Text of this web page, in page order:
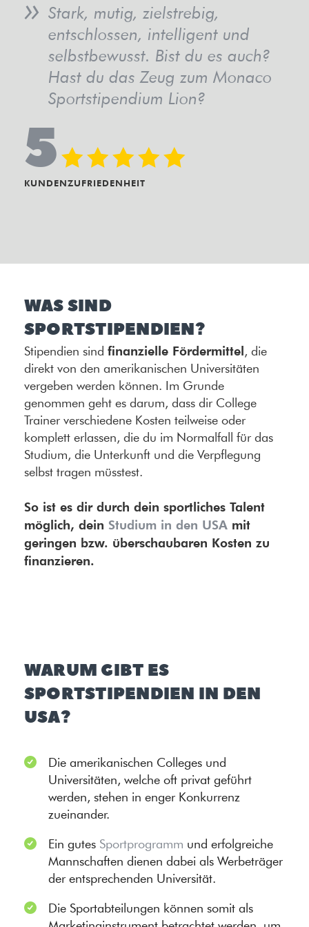
Stark, mutig, zielstrebig,
entschlossen, intelligent und
selbstbewusst. Bist du es auch?
Hast du das Zeug zum Monaco
Sportstipendium Lion?
5
KUNDENZUFRIEDENHEIT
WAS SIND
SPORTSTIPENDIEN?
Stipendien sind finanzielle Fördermittel, die
direkt von den amerikanischen Universitäten
vergeben werden können. Im Grunde
genommen geht es darum, dass dir College
Trainer verschiedene Kosten teilweise oder
komplett erlassen, die du im Normalfall für das
Studium, die Unterkunft und die Verpflegung
selbst tragen müsstest.
So ist es dir durch dein sportliches Talent
möglich, dein Studium in den USA mit
geringen bzw. überschaubaren Kosten zu
finanzieren.
WARUM GIBT ES
SPORTSTIPENDIEN IN DEN
USA?
Die amerikanischen Colleges und
Universitäten, welche oft privat geführt
werden, stehen in enger Konkurrenz
zueinander.
Ein gutes Sportprogramm und erfolgreiche
Mannschaften dienen dabei als Werbeträger
der entsprechenden Universität.
Die Sportabteilungen können somit als